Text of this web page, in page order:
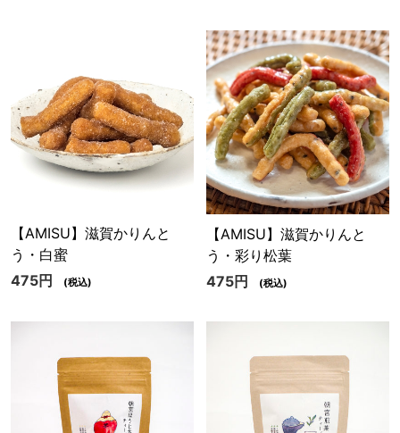
【AMISU】滋賀かりんと
う・白蜜
475円
(税込)
【AMISU】滋賀かりんと
う・彩り松葉
475円
(税込)